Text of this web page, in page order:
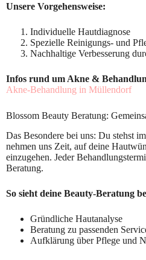
Unsere Vorgehensweise:
Individuelle Hautdiagnose
Spezielle Reinigungs- und
Nachhaltige Verbesserung
Infos rund um Akne &
Akne-Behandlung in Müllendorf
Blossom Beauty Beratung:
Das Besondere bei uns: Du stehst
nehmen uns Zeit, auf deine
einzugehen. Jeder
Beratung.
So sieht deine Beauty-Beratung
Gründliche Hautanalyse
Beratung zu passenden
Aufklärung über Pflege und